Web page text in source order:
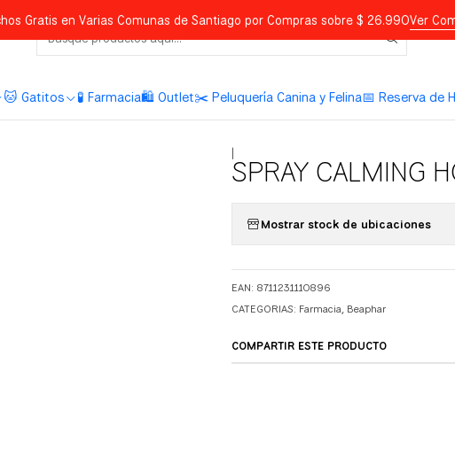
🐱 Gatitos 🧪 Farmacia🛍️ Outlet✂️ Peluquería Canina y Felina📅 Reserva de
Gratis en Varias Comunas de Santiago por Compras sobre $ 26.990Ver
SPRAY CALMING
Mostrar stock de ubicaciones
EAN: 8711231110896
CATEGORIAS: Farmacia, Beaphar
COMPARTIR ESTE PRODUCTO